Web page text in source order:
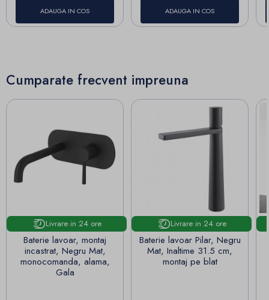
ADAUGA IN COS ADAUGA IN COS
Cumparate frecvent impreuna
Livrare in 24 ore
Baterie lavoar, montaj
incastrat, Negru Mat,
monocomanda, alama,
Gala
Livrare in 24 ore
Baterie lavoar Pilar, Negru
Mat, Inaltime 31.5 cm,
montaj pe blat